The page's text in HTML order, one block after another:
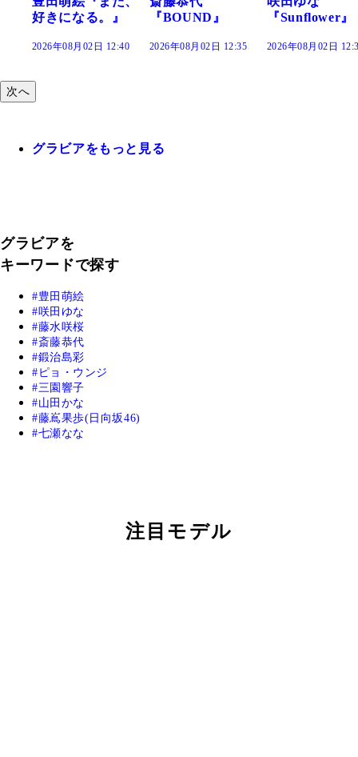
『BOUND』
2026年08月02日 12:35
『Sunflower』
2026年08月02日 12:30
だまり』
2026年08月02日
次へ
グラビアをもっと見る
グラビアを
キーワードで探す
豊田萌絵
咲田ゆな
藤水咲桜
斎藤恭代
鍛治島彩
ピョ・ウンジ
三園響子
山田かな
藤嶌果歩(日向坂46)
七瀬なな
注目モデル